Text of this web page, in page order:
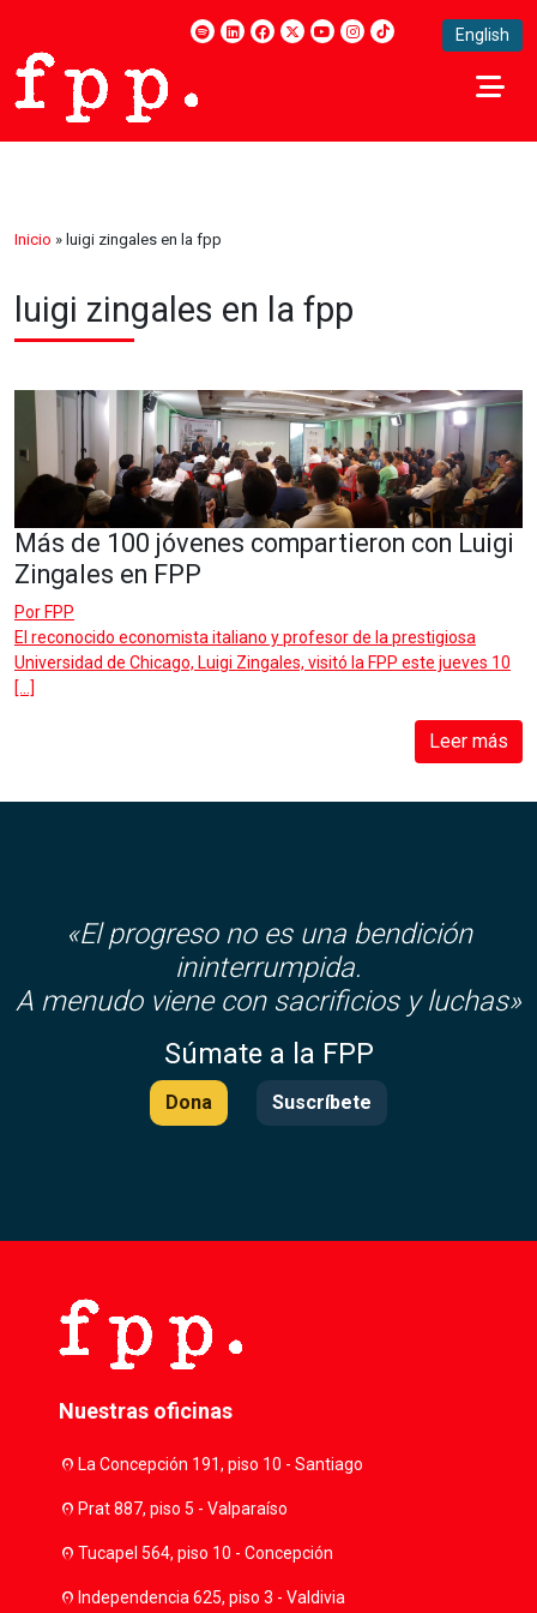
English
Inicio » luigi zingales en la fpp
luigi zingales en la fpp
Más de 100 jóvenes compartieron con Luigi
Zingales en FPP
Por FPP
El reconocido economista italiano y profesor de la prestigiosa
Universidad de Chicago, Luigi Zingales, visitó la FPP este jueves 10
[…]
Leer más
«El progreso no es una bendición
ininterrumpida.
A menudo viene con sacrificios y luchas»
Súmate a la FPP
Dona Suscríbete
Nuestras oficinas
location_onLa Concepción 191, piso 10 - Santiago
location_onPrat 887, piso 5 - Valparaíso
location_onTucapel 564, piso 10 - Concepción
location_onIndependencia 625, piso 3 - Valdivia